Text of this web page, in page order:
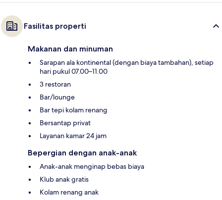
Fasilitas properti
Makanan dan minuman
Sarapan ala kontinental (dengan biaya tambahan), setiap
hari pukul 07.00–11.00
3 restoran
Bar/lounge
Bar tepi kolam renang
Bersantap privat
Layanan kamar 24 jam
Bepergian dengan anak-anak
Anak-anak menginap bebas biaya
Klub anak gratis
Kolam renang anak